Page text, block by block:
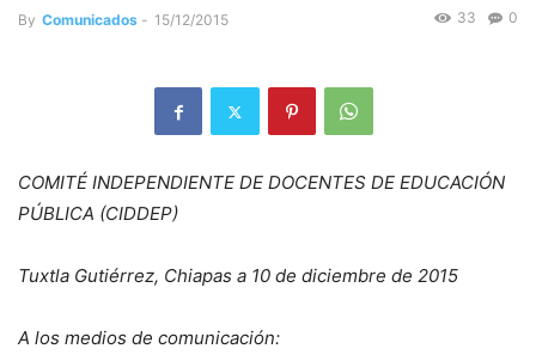
By Comunicados - 15/12/2015 0
33
COMITÉ INDEPENDIENTE DE DOCENTES DE EDUCACIÓN
PÚBLICA (CIDDEP)
Tuxtla Gutiérrez, Chiapas a 10 de diciembre de 2015
A los medios de comunicación: